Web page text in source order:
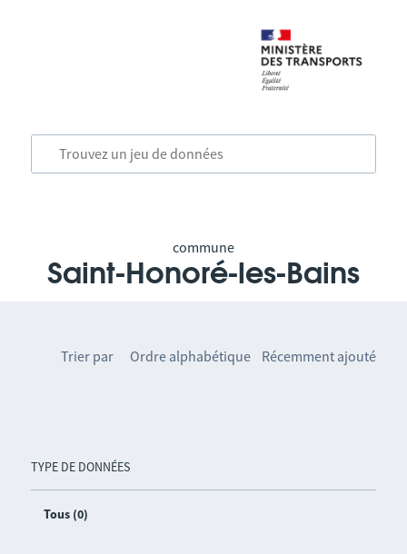
commune
Saint-Honoré-les-Bains
TYPE DE DONNÉES
Tous (0)
Trier par Ordre alphabétique Récemment ajouté